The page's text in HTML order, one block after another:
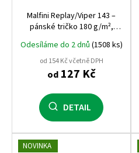
Malfini Replay/Viper 143 –
pánské tričko 180 g/m²,
silikonová úprava, přiléhavý
střih, 100% bavlna
Odesíláme do 2 dnů (1508 ks)
od 154 Kč včetně DPH
od127 Kč
DETAIL
NOVINKA